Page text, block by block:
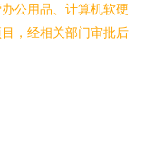
公用品、计算机软硬
，经相关部门审批后